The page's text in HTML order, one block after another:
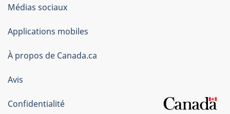
Organisation
du
gouvernement
du
Canada
Médias sociaux
Applications mobiles
À propos de Canada.ca
Avis
Confidentialité